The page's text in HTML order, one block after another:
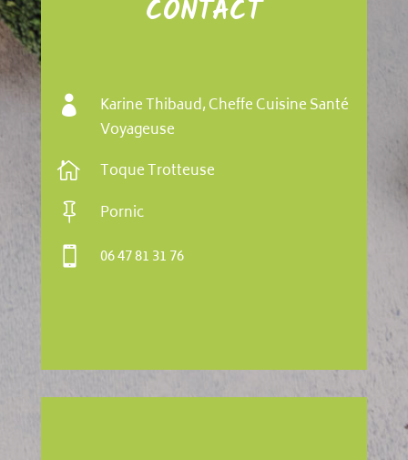
CONTACT

Karine Thibaud, Cheffe Cuisine Santé
Voyageuse
 Toque Trotteuse
 Pornic
 06 47 81 31 76